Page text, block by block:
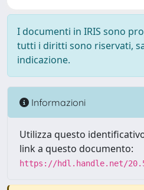
I documenti in IRIS sono
tutti i diritti sono riservati,
indicazione.
Informazioni
Utilizza questo
link a questo documento:
https://hdl.handle.net/